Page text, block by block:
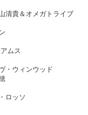
貴＆オメガトライブ
ムス
ウィンウッド
ロッソ